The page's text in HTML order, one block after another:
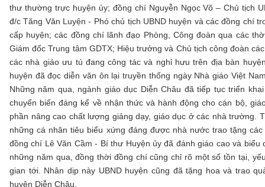
thư thường trực huyện ủy; đồng chí Nguyễn Ngọc Võ – Chủ tịch
đ/c Tăng Văn Luyện - Phó chủ tịch UBND huyện và các đồng chí
cấp huyện; các đồng chí lãnh đạo Phòng, Công đoàn qua các
Giám đốc Trung tâm GDTX; Hiệu trưởng và Chủ tịch công đoàn
các nhà giáo ưu tú đang công tác và nghỉ hưu trên địa bàn
huyện đã đọc diễn văn ôn lại truyền thống ngày Nhà giáo Việt
Những năm qua, ngành giáo dục Diễn Châu đã tiếp tục triển
chuyển biến đáng kể về nhận thức và hành động cho cán bộ,
phần nâng cao chất lượng giảng dạy, giáo dục ở các nhà
những cá nhân tiêu biểu xứng đáng được nhà nước trao tặng
đồng chí Lê Văn Cầm - Bí thư Huyện ủy đã đánh giáo cao và
những năm qua, đồng thời đồng chí cũng chỉ rõ một số tồn tại,
gian tới. Nhân dịp này UBND huyện cũng đã tặng hoa và trao
huyện Diễn Châu.